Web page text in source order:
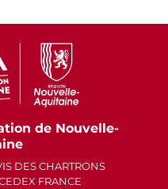
de Nouvelle-
DES CHARTRONS
FRANCE